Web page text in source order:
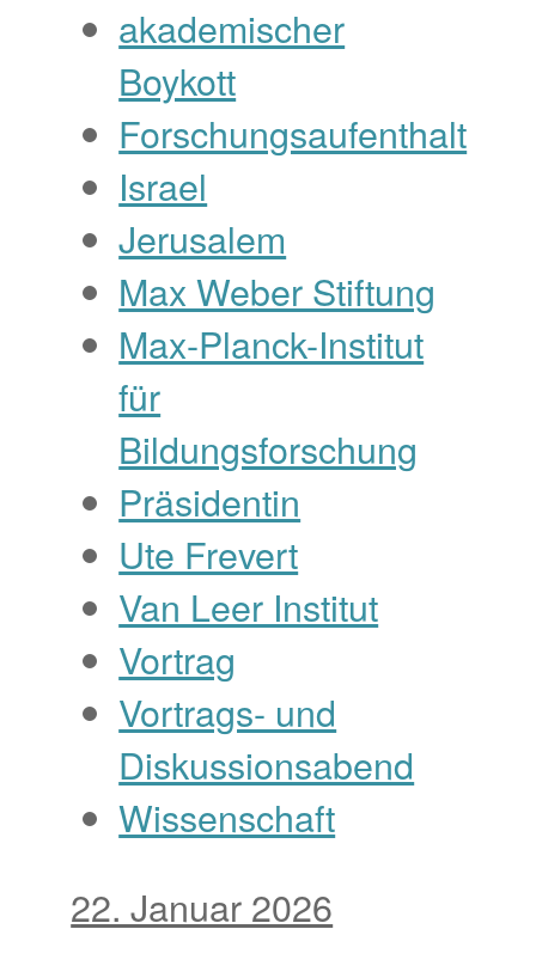
akademischer
Boykott
Forschungsaufenthalt
Israel
Jerusalem
Max Weber Stiftung
Max-Planck-Institut
für
Bildungsforschung
Präsidentin
Ute Frevert
Van Leer Institut
Vortrag
Vortrags- und
Diskussionsabend
Wissenschaft
22. Januar 2026